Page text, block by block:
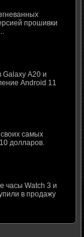
прошивки
A20 и
Android 11
самых
долларов.
часы Watch 3 и
в продажу